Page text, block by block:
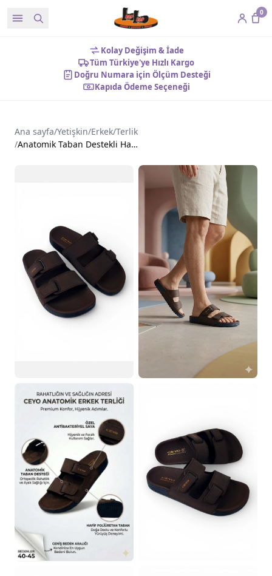
0
Kolay Değişim & İade
Tüm Türkiye'ye Hızlı Kargo
Doğru Numara için Ölçüm Desteği
Kapıda Ödeme Seçeneği
Ana sayfa/Yetişkin/Erkek/Terlik
/
Anatomik Taban Destekli Hafif Taban Erkek Terlik BAHAMA-16 Kahverengi